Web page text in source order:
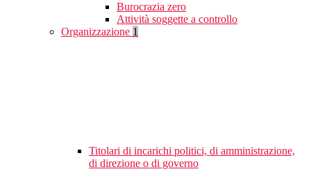
Burocrazia zero
Attività soggette a controllo
Organizzazione 1
Titolari di incarichi politici, di amministrazione,
di direzione o di governo